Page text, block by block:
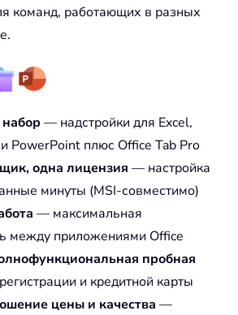
команд, работающих в разных
— надстройки для Excel,
PowerPoint плюс Office Tab Pro
одна лицензия — настройка
минуты (MSI-совместимо)
— максимальная
между приложениями Office
пробная
и кредитной карты
цены и качества —